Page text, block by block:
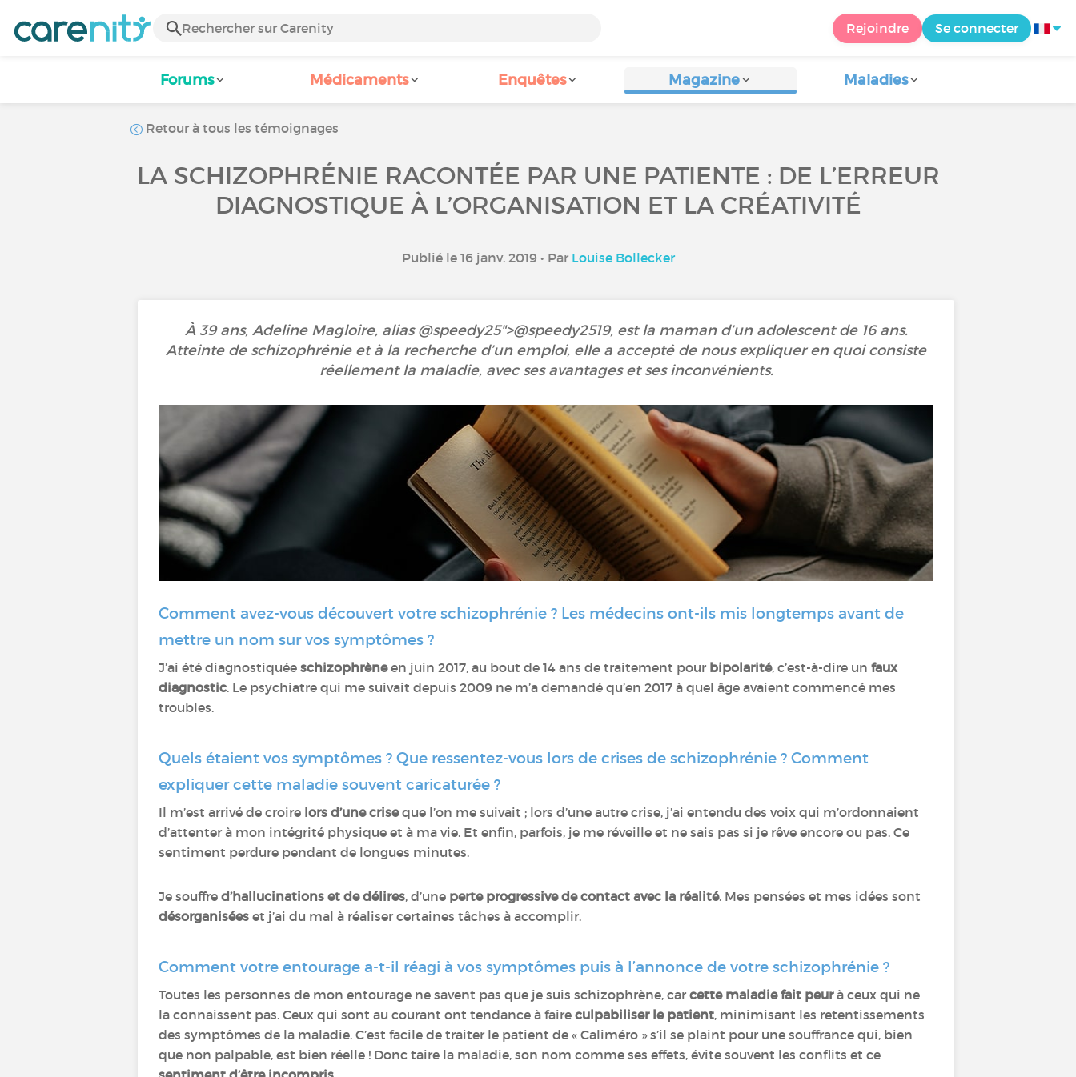
Rejoindre Se connecter
Forums Médicaments Enquêtes Magazine Maladies
Retour à tous les témoignages
LA SCHIZOPHRÉNIE RACONTÉE PAR UNE PATIENTE : DE L’ERREUR
DIAGNOSTIQUE À L’ORGANISATION ET LA CRÉATIVITÉ
Publié le 16 janv. 2019 • Par Louise Bollecker
À 39 ans, Adeline Magloire, alias @speedy25">@speedy2519‍, est la maman d’un adolescent de 16 ans.
Atteinte de schizophrénie et à la recherche d’un emploi, elle a accepté de nous expliquer en quoi consiste
réellement la maladie, avec ses avantages et ses inconvénients.
Comment avez-vous découvert votre schizophrénie ? Les médecins ont-ils mis longtemps avant de
mettre un nom sur vos symptômes ?
J’ai été diagnostiquée schizophrèneen juin 2017, au bout de 14 ans de traitement pour bipolarité, c’est-à-dire un faux
diagnostic. Le psychiatre qui me suivait depuis 2009 ne m’a demandé qu’en 2017 à quel âge avaient commencé mes
troubles.
Quels étaient vos symptômes ? Que ressentez-vous lors de crises de schizophrénie ? Comment
expliquer cette maladie souvent caricaturée ?
Il m’est arrivé de croire lors d’une criseque l’on me suivait ; lors d’une autre crise, j’ai entendu des voix qui m’ordonnaient
d’attenter à mon intégrité physique et à ma vie. Et enfin, parfois, je me réveille et ne sais pas si je rêve encore ou pas. Ce
sentiment perdure pendant de longues minutes.
Je souffre d’hallucinations et de délires, d’une perte progressive de contact avec la réalité. Mes pensées et mes idées sont
désorganisées et j’ai du mal à réaliser certaines tâches à accomplir.
Comment votre entourage a-t-il réagi à vos symptômes puis à l’annonce de votre schizophrénie ?
Toutes les personnes de mon entourage ne savent pas que je suis schizophrène, car cette maladie fait peurà ceux qui ne
la connaissent pas. Ceux qui sont au courant ont tendance à faire culpabiliser le patient, minimisant les retentissements
des symptômes de la maladie. C’est facile de traiter le patient de « Caliméro » s’il se plaint pour une souffrance qui, bien
que non palpable, est bien réelle ! Donc taire la maladie, son nom comme ses effets, évite souvent les conflits et ce